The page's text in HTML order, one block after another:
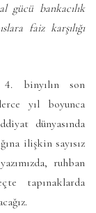
gücü bankacılık
faiz karşılığı
binyılın son
yıl boyunca
dünyasında
ilişkin sayısız
ruhban
tapınaklarda